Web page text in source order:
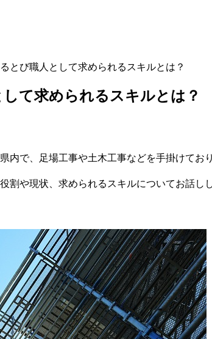
とび職人として求められるスキルとは？
て求められるスキルとは？
内で、足場工事や土木工事などを手掛けており
割や現状、求められるスキルについてお話しし